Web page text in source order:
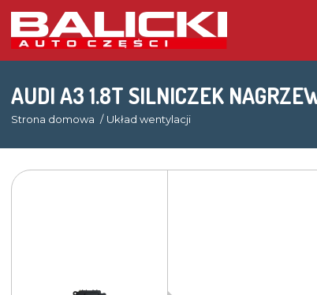
AUDI A3 1.8T SILNICZEK
Strona domowa Układ wentylacji